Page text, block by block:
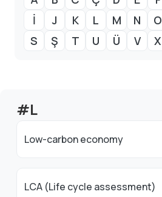
İ
J K L M N O
S
Ş T U Ü V X
#L
Low-carbon economy
LCA (Life cycle assessment)